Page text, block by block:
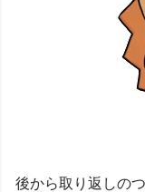
後から取り返しの